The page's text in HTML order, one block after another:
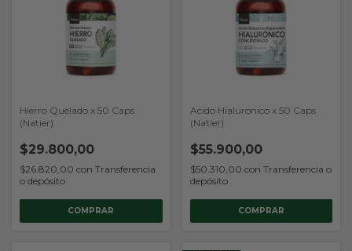
Hierro Quelado x 50 Caps
(Natier)
$29.800,00
$26.820,00 con Transferencia
o depósito
Acido Hialuronico x 50 Caps
(Natier)
$55.900,00
$50.310,00 con Transferencia o
depósito